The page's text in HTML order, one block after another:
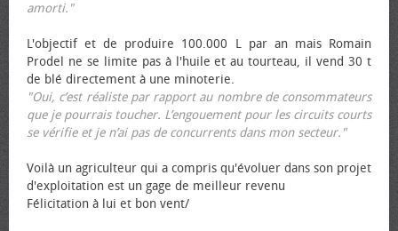
amorti."
L'objectif et de produire 100.000 L par an mais Romain
Prodel ne se limite pas à l'huile et au tourteau, il vend 30 t
de blé directement à une minoterie.
"Oui, c’est réaliste par rapport au nombre de consommateurs
que je pourrais toucher. L’engouement pour les circuits courts
se vérifie et je n’ai pas de concurrents dans mon secteur."
Voilà un agriculteur qui a compris qu'évoluer dans son projet
d'exploitation est un gage de meilleur revenu
Félicitation à lui et bon vent/